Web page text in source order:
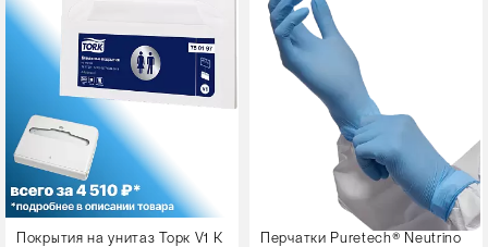
Покрытия на унитаз Торк V1 К
Перчатки Puretech® Neutrino